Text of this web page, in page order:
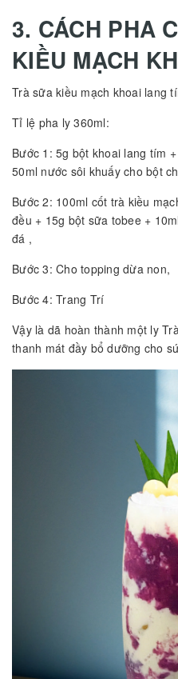
3. CÁCH PHA
KIỀU MẠCH
Trà sữa kiều mạch khoai lang
Tỉ lệ pha ly 360ml:
Bước 1: 5g bột khoai lang tím
50ml nước sôi khuấy cho bột
Bước 2: 100ml cốt trà kiều
đều + 15g bột sữa tobee +
đá ,
Bước 3: Cho topping dừa non,
Bước 4: Trang Trí
Vậy là dã hoàn thành một ly
thanh mát đầy bổ dưỡng cho